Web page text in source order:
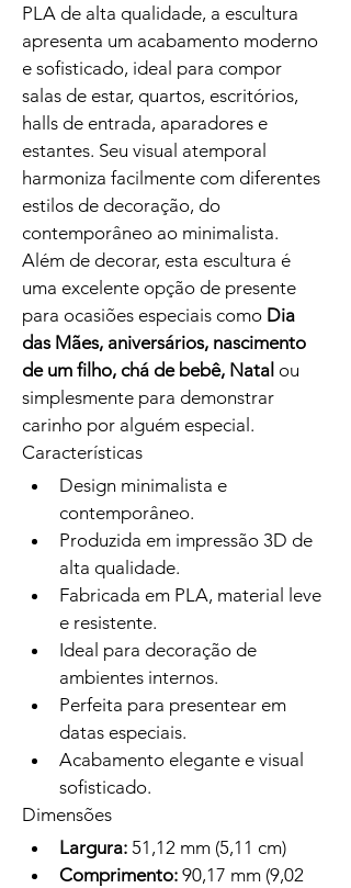
PLA de alta qualidade, a escultura
apresenta um acabamento moderno
e sofisticado, ideal para compor
salas de estar, quartos, escritórios,
halls de entrada, aparadores e
estantes. Seu visual atemporal
harmoniza facilmente com diferentes
estilos de decoração, do
contemporâneo ao minimalista.
Além de decorar, esta escultura é
uma excelente opção de presente
para ocasiões especiais como Dia
das Mães, aniversários, nascimento
de um filho, chá de bebê, Natal ou
simplesmente para demonstrar
carinho por alguém especial.
Características
Design minimalista e
contemporâneo.
Produzida em impressão 3D de
alta qualidade.
Fabricada em PLA, material leve
e resistente.
Ideal para decoração de
ambientes internos.
Perfeita para presentear em
datas especiais.
Acabamento elegante e visual
sofisticado.
Dimensões
Largura: 51,12 mm (5,11 cm)
Comprimento: 90,17 mm (9,02